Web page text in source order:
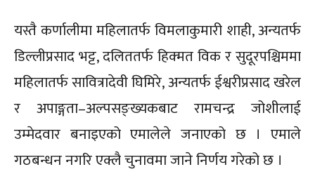
यस्तै कर्णालीमा महिलातर्फ विमलाकुमारी शाही, अन्यतर्फ
डिल्लीप्रसाद भट्ट, दलिततर्फ हिक्मत विक र सुदूरपश्चिममा
महिलातर्फ सावित्रादेवी घिमिरे, अन्यतर्फ ईश्वरीप्रसाद खरेल
र अपाङ्गता–अल्पसङ्ख्यकबाट रामचन्द्र जोशीलाई
उम्मेदवार बनाइएको एमालेले जनाएको छ । एमाले
गठबन्धन नगरि एक्लै चुनावमा जाने निर्णय गरेको छ ।